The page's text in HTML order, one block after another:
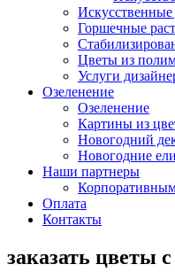
Искусственные
Горшечные
Цветы из
Услуги
Озеленение
Озеленение
Картины из
Новогодний
Новогодние ели
Наши партнеры
Оплата
Контакты
заказать цветы